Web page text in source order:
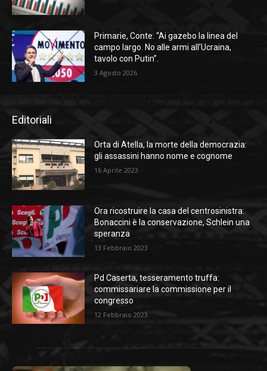
Primarie, Conte: “Ai gazebo la linea del
campo largo. No alle armi all’Ucraina,
tavolo con Putin”.
3 Agosto 2026
Editoriali
Orta di Atella, la morte della democrazia:
gli assassini hanno nome e cognome
16 Aprile 2023
Ora ricostruire la casa del centrosinistra:
Bonaccini è la conservazione, Schlein una
speranza
13 Febbraio 2023
Pd Caserta, tesseramento truffa:
commissariare la commissione per il
congresso
12 Febbraio 2023